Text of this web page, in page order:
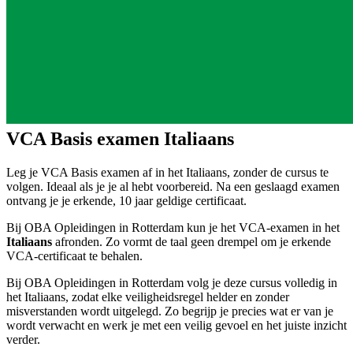
VCA Basis examen Italiaans
Leg je VCA Basis examen af in het Italiaans, zonder de cursus te
volgen. Ideaal als je je al hebt voorbereid. Na een geslaagd examen
ontvang je je erkende, 10 jaar geldige certificaat.
Bij OBA Opleidingen in Rotterdam kun je het VCA-examen in het
Italiaans afronden. Zo vormt de taal geen drempel om je erkende
VCA-certificaat te behalen.
Bij OBA Opleidingen in Rotterdam volg je deze cursus volledig in
het Italiaans, zodat elke veiligheidsregel helder en zonder
misverstanden wordt uitgelegd. Zo begrijp je precies wat er van je
wordt verwacht en werk je met een veilig gevoel en het juiste inzicht
verder.